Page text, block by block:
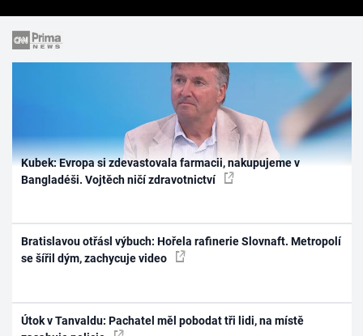
Kubek: Evropa si zdevastovala farmacii, nakupujeme v
Bangladéši. Vojtěch ničí zdravotnictví
Bratislavou otřásl výbuch: Hořela rafinerie Slovnaft. Metropolí
se šířil dým, zachycuje video
Útok v Tanvaldu: Pachatel měl pobodat tři lidi, na místě